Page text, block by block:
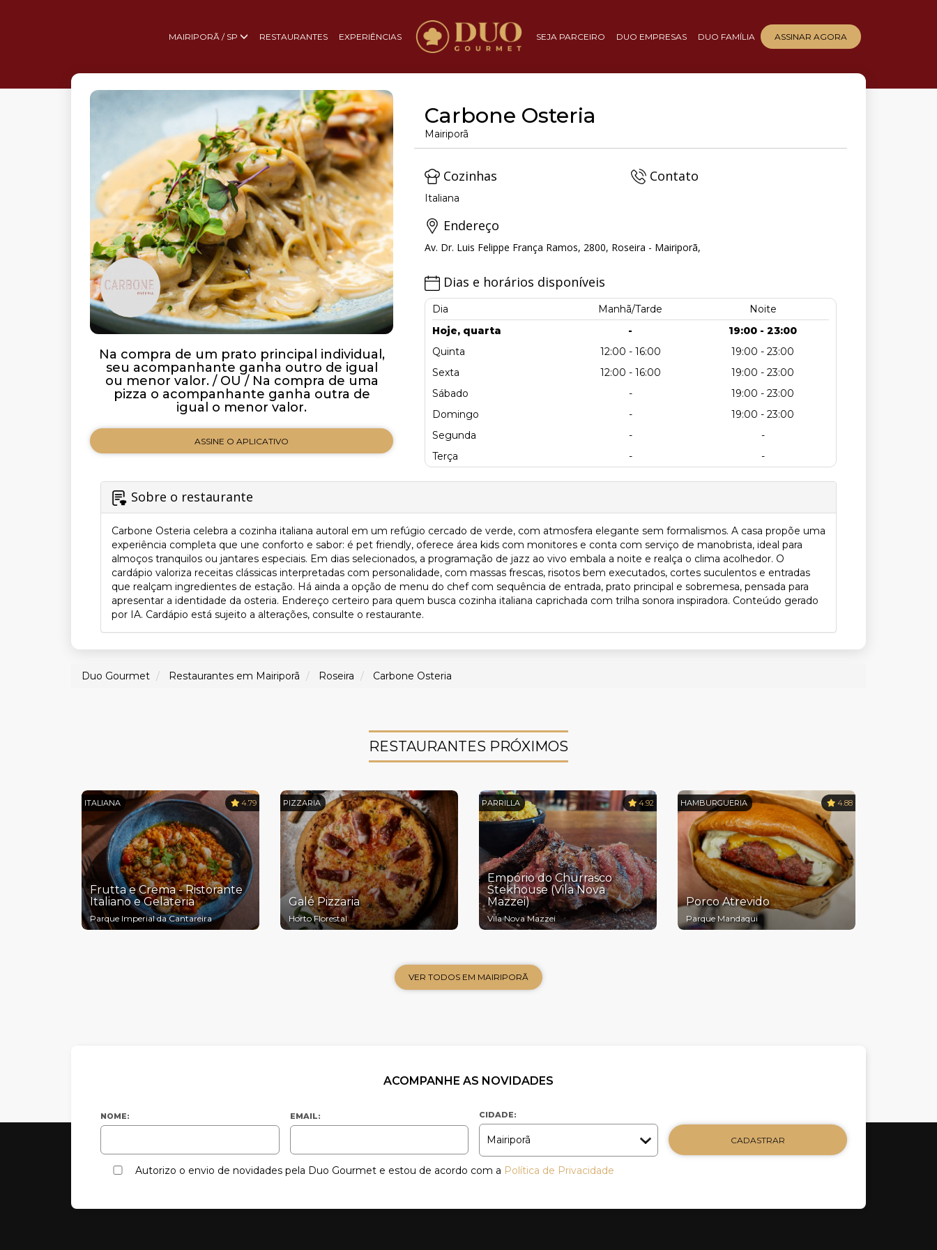
MAIRIPORÃ / SP RESTAURANTES EXPERIÊNCIAS SEJA PARCEIRO DUO EMPRESAS DUO FAMÍLIA ASSINAR AGORA
Na compra de um prato principal individual,
seu acompanhante ganha outro de igual
ou menor valor. / OU / Na compra de uma
pizza o acompanhante ganha outra de
igual o menor valor.
ASSINE O APLICATIVO
Carbone Osteria
Mairiporã
Cozinhas
Italiana
Contato
Endereço
Av. Dr. Luis Felippe França Ramos, 2800, Roseira - Mairiporã,
Dias e horários disponíveis
Dia Manhã/Tarde
Noite
Hoje, quarta
-
19:00 - 23:00
Quinta
12:00 - 16:00
19:00 - 23:00
Sexta
12:00 - 16:00
19:00 - 23:00
Sábado
-
19:00 - 23:00
Domingo
-
19:00 - 23:00
Segunda
-
-
Terça
- -
Sobre o restaurante
Carbone Osteria celebra a cozinha italiana autoral em um refúgio cercado de verde, com atmosfera elegante sem formalismos. A casa propõe uma
experiência completa que une conforto e sabor: é pet friendly, oferece área kids com monitores e conta com serviço de manobrista, ideal para
almoços tranquilos ou jantares especiais. Em dias selecionados, a programação de jazz ao vivo embala a noite e realça o clima acolhedor. O
cardápio valoriza receitas clássicas interpretadas com personalidade, com massas frescas, risotos bem executados, cortes suculentos e entradas
que realçam ingredientes de estação. Há ainda a opção de menu do chef com sequência de entrada, prato principal e sobremesa, pensada para
apresentar a identidade da osteria. Endereço certeiro para quem busca cozinha italiana caprichada com trilha sonora inspiradora. Conteúdo gerado
por IA. Cardápio está sujeito a alterações, consulte o restaurante.
Duo Gourmet Restaurantes em Mairiporã Roseira Carbone Osteria
RESTAURANTES PRÓXIMOS
ITALIANA 4.79
Frutta e Crema - Ristorante
Italiano e Gelateria
Parque Imperial da Cantareira
PIZZARIA
Galé Pizzaria
Horto Florestal
PARRILLA 4.92
Empório do Churrasco
Stekhouse (Vila Nova
Mazzei)
Vila Nova Mazzei
HAMBURGUERIA 4.88
Porco Atrevido
Parque Mandaqui
VER TODOS EM MAIRIPORÃ
ACOMPANHE AS NOVIDADES
NOME: EMAIL: CIDADE:
CADASTRAR
Autorizo o envio de novidades pela Duo Gourmet e estou de acordo com a Política de Privacidade